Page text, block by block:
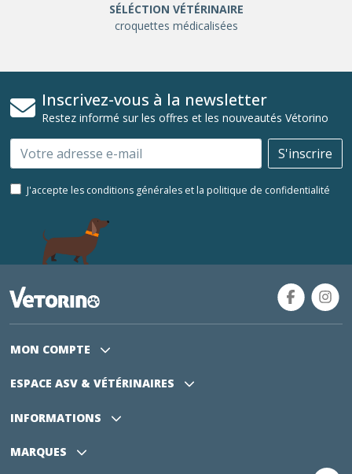
SÉLÉCTION VÉTÉRINAIRE
croquettes médicalisées
Inscrivez-vous à la newsletter
Restez informé sur les offres et les nouveautés Vétorino
Email S'inscrire
J'accepte les conditions générales et la politique de confidentialité
MON COMPTE
ESPACE ASV & VÉTÉRINAIRES
INFORMATIONS
MARQUES